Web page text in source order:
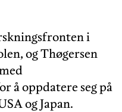
i
og Thøgersen
å oppdatere seg på
og Japan.